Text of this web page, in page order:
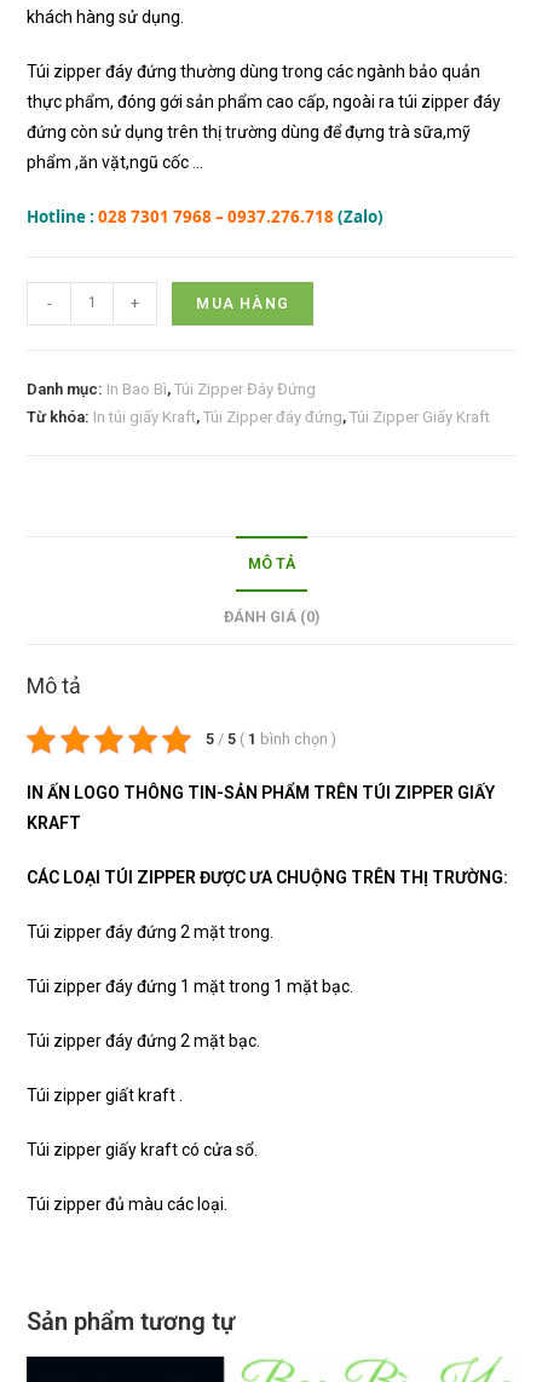
khách hàng sử dụng.
Túi zipper đáy đứng thường dùng trong các ngành bảo quản
thực phẩm, đóng gới sản phẩm cao cấp, ngoài ra túi zipper đáy
đứng còn sử dụng trên thị trường dùng để đựng trà sữa,mỹ
phẩm ,ăn vặt,ngũ cốc …
Hotline :028 7301 7968– 0937.276.718(Zalo)
- + MUA HÀNG
Danh mục: In Bao Bì,Túi Zipper Đáy Đứng
Từ khóa: In túi giấy Kraft,Túi Zipper đáy đứng,Túi Zipper Giấy Kraft
MÔ TẢ
ĐÁNH GIÁ (0)
Mô tả
5 / 5 ( 1 bình chọn )
IN ẤN LOGO THÔNG TIN-SẢN PHẨM TRÊN TÚI ZIPPER GIẤY
KRAFT
CÁC LOẠI TÚI ZIPPER ĐƯỢC ƯA CHUỘNG TRÊN THỊ TRƯỜNG:
Túi zipper đáy đứng 2 mặt trong.
Túi zipper đáy đứng 1 mặt trong 1 mặt bạc.
Túi zipper đáy đứng 2 mặt bạc.
Túi zipper giất kraft .
Túi zipper giấy kraft có cửa sổ.
Túi zipper đủ màu các loại.
Sản phẩm tương tự